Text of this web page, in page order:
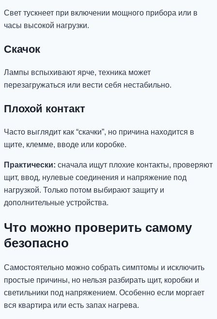
Свет тускнеет при включении мощного прибора или в
часы высокой нагрузки.
Скачок
Лампы вспыхивают ярче, техника может
перезагружаться или вести себя нестабильно.
Плохой контакт
Часто выглядит как “скачки”, но причина находится в
щите, клемме, вводе или коробке.
Практически: сначала ищут плохие контакты, проверяют
щит, ввод, нулевые соединения и напряжение под
нагрузкой. Только потом выбирают защиту и
дополнительные устройства.
Что можно проверить самому
безопасно
Самостоятельно можно собрать симптомы и исключить
простые причины, но нельзя разбирать щит, коробки и
светильники под напряжением. Особенно если моргает
вся квартира или есть запах нагрева.